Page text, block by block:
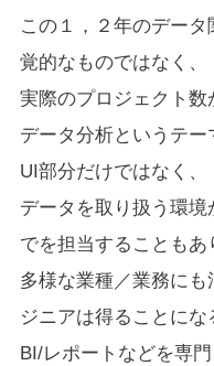
この１，２年のデー
覚的なものではなく、
実際のプロジェクト数
データ分析というテ
UI部分だけではなく、
データを取り扱う環境
でを担当することもあ
多様な業種／業務に
ジニアは得ることにな
BI/レポートなどを専